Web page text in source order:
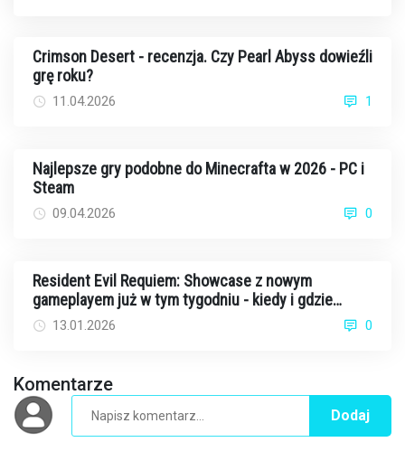
Crimson Desert - recenzja. Czy Pearl Abyss dowieźli
grę roku?
11.04.2026 1
Najlepsze gry podobne do Minecrafta w 2026 - PC i
Steam
09.04.2026 0
Resident Evil Requiem: Showcase z nowym
gameplayem już w tym tygodniu - kiedy i gdzie
oglądać?
13.01.2026 0
Komentarze
Dodaj